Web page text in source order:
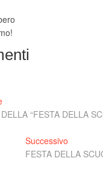
Articolo
precedente:“FESTA DELLA
Successivo
FESTA DELLA